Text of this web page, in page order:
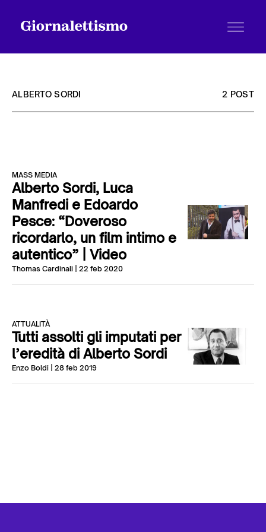
Chi siamo
Contatti
ALBERTO SORDI 2 POST
MASS MEDIA
Alberto Sordi, Luca
Manfredi e Edoardo
Pesce: “Doveroso
ricordarlo, un film intimo e
autentico” | Video
Thomas Cardinali | 22 feb 2020
ATTUALITÀ
Tutti assolti gli imputati per
l’eredità di Alberto Sordi
Enzo Boldi | 28 feb 2019